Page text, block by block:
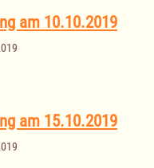
am 10.10.2019
am 15.10.2019